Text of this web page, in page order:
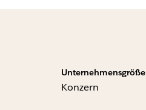
Unternehmensgröße
Konzern